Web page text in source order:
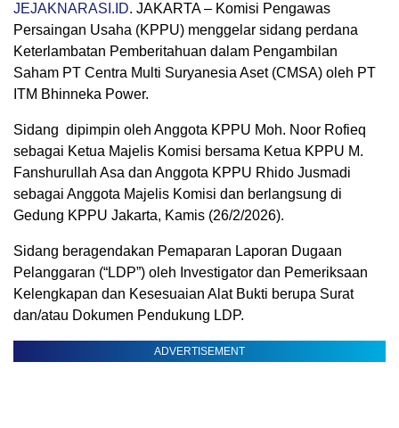
JEJAKNARASI.ID. JAKARTA – Komisi Pengawas
Persaingan Usaha (KPPU) menggelar sidang perdana
Keterlambatan Pemberitahuan dalam Pengambilan
Saham PT Centra Multi Suryanesia Aset (CMSA) oleh PT
ITM Bhinneka Power.
Sidang dipimpin oleh Anggota KPPU Moh. Noor Rofieq
sebagai Ketua Majelis Komisi bersama Ketua KPPU M.
Fanshurullah Asa dan Anggota KPPU Rhido Jusmadi
sebagai Anggota Majelis Komisi dan berlangsung di
Gedung KPPU Jakarta, Kamis (26/2/2026).
Sidang beragendakan Pemaparan Laporan Dugaan
Pelanggaran (“LDP”) oleh Investigator dan Pemeriksaan
Kelengkapan dan Kesesuaian Alat Bukti berupa Surat
dan/atau Dokumen Pendukung LDP.
ADVERTISEMENT